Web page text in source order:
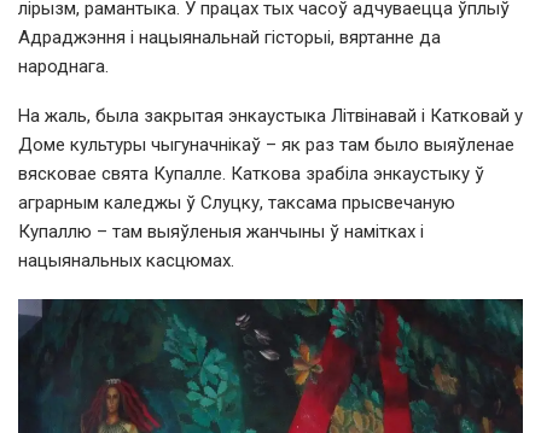
лірызм, рамантыка. У працах тых часоў адчуваецца ўплыў
Адраджэння і нацыянальнай гісторыі, вяртанне да
народнага.
На жаль, была закрытая энкаустыка Літвінавай і Катковай у
Доме культуры чыгуначнікаў – як раз там было выяўленае
вясковае свята Купалле. Каткова зрабіла энкаустыку ў
аграрным каледжы ў Слуцку, таксама прысвечаную
Купаллю – там выяўленыя жанчыны ў намітках і
нацыянальных касцюмах.